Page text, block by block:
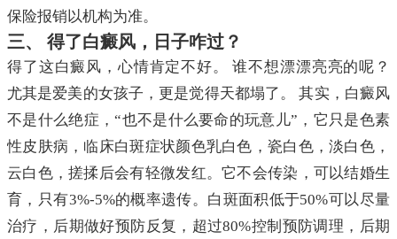
保险报销以机构为准。
三、 得了白癜风，日子咋过？
得了这白癜风，心情肯定不好。 谁不想漂漂亮亮的呢？
尤其是爱美的女孩子，更是觉得天都塌了。 其实，白癜风
不是什么绝症，“也不是什么要命的玩意儿”，它只是色素
性皮肤病，临床白斑症状颜色乳白色，瓷白色，淡白色，
云白色，搓揉后会有轻微发红。它不会传染，可以结婚生
育，只有3%-5%的概率遗传。白斑面积低于50%可以尽量
治疗，后期做好预防反复，超过80%控制预防调理，后期